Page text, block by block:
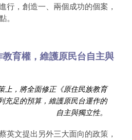
行，創造一、兩個成功的個案，
。
育權，維護原民台自主與
上，將全面修正《原住民族教育
充足的預算，維護原民台運作的
自主與獨立性。
英文提出另外三大面向的政策，